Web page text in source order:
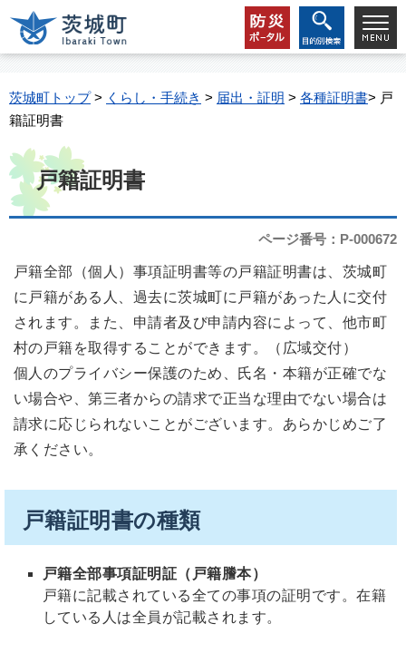
茨城町トップ> くらし・手続き > 届出・証明 > 各種証明書> 戸
籍証明書
戸籍証明書
ページ番号：P-000672
戸籍全部（個人）事項証明書等の戸籍証明書は、茨城町
に戸籍がある人、過去に茨城町に戸籍があった人に交付
されます。また、申請者及び申請内容によって、他市町
村の戸籍を取得することができます。（広域交付）
個人のプライバシー保護のため、氏名・本籍が正確でな
い場合や、第三者からの請求で正当な理由でない場合は
請求に応じられないことがございます。あらかじめご了
承ください。
戸籍証明書の種類
戸籍全部事項証明証（戸籍謄本）
戸籍に記載されている全ての事項の証明です。在籍
している人は全員が記載されます。